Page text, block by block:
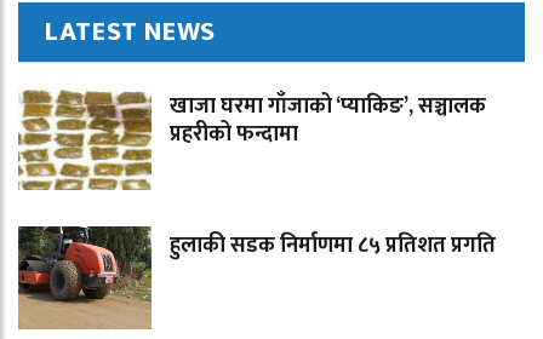
LATEST NEWS
खाजा घरमा गाँजाको ‘प्याकिङ’, सञ्चालक
प्रहरीको फन्दामा
हुलाकी सडक निर्माणमा ८५ प्रतिशत प्रगति